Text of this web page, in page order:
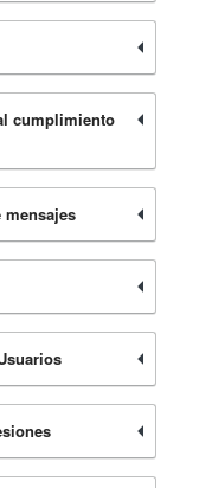
cumplimiento
mensajes